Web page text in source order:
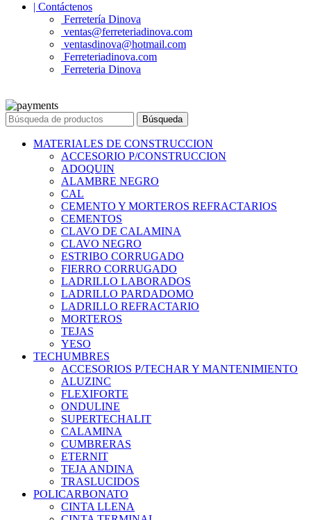
| Contáctenos
Ferretería Dinova
ventas@ferreteriadinova.com
ventasdinova@hotmail.com
Ferreteriadinova.com
Ferreteria Dinova
Búsqueda
MATERIALES DE CONSTRUCCION
ACCESORIO P/CONSTRUCCION
ADOQUIN
ALAMBRE NEGRO
CAL
CEMENTO Y MORTEROS REFRACTARIOS
CEMENTOS
CLAVO DE CALAMINA
CLAVO NEGRO
ESTRIBO CORRUGADO
FIERRO CORRUGADO
LADRILLO LABORADOS
LADRILLO PARDADOMO
LADRILLO REFRACTARIO
MORTEROS
TEJAS
YESO
TECHUMBRES
ACCESORIOS P/TECHAR Y MANTENIMIENTO
ALUZINC
FLEXIFORTE
ONDULINE
SUPERTECHALIT
CALAMINA
CUMBRERAS
ETERNIT
TEJA ANDINA
TRASLUCIDOS
POLICARBONATO
CINTA LLENA